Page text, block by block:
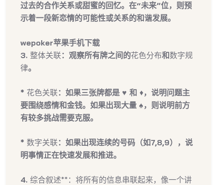
过去的合作关系或甜蜜的回忆。在“未来”位，则预
示着一段新恋情的可能性或关系的和谐发展。
wepoker苹果手机下载
3. 整体关联：观察所有牌之间的花色分布和数字规
律。
* 花色关联：如果三张牌都是 ♥ 和 ♦，说明问题主
要围绕感情和金钱。如果出现大量 ♠，则说明前方
有较多挑战需要克服。
* 数字关联：如果出现连续的号码（如7,8,9），说
明事情正在快速发展和推进。
4. 综合叙述**：将所有的信息串联起来，像一个讲